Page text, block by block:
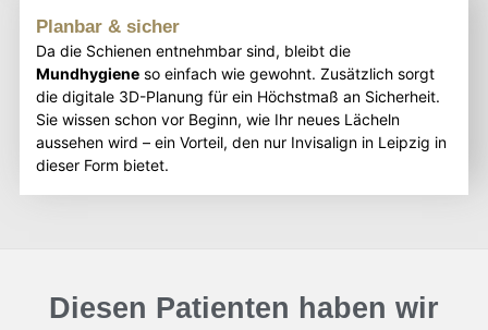
Planbar & sicher
Da die Schienen entnehmbar sind, bleibt die
Mundhygieneso einfach wie gewohnt. Zusätzlich sorgt
die digitale 3D-Planung für ein Höchstmaß an Sicherheit.
Sie wissen schon vor Beginn, wie Ihr neues Lächeln
aussehen wird – ein Vorteil, den nur Invisalign in Leipzig in
dieser Form bietet.
Diesen Patienten haben wir